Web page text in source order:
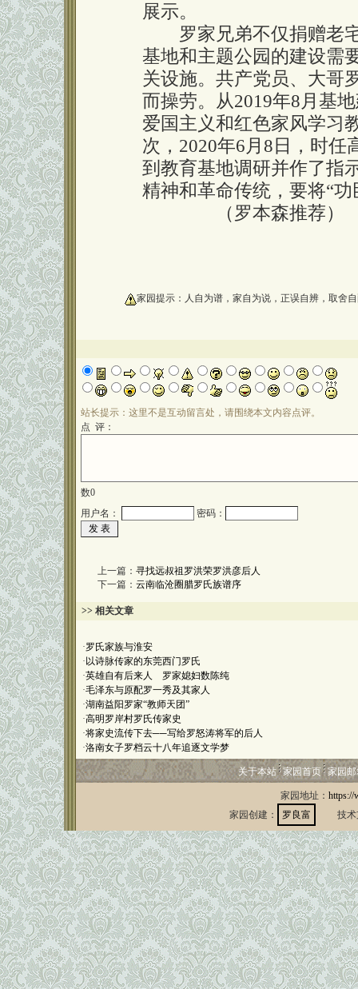
展示。
罗家兄弟不仅捐赠老宅
基地和主题公园的建设需
关设施。共产党员、大哥
而操劳。从2019年8月基
爱国主义和红色家风学习
次，2020年6月8日，时任
到教育基地调研并作了指
精神和革命传统，要将“
（罗本森推荐）
家园提示：人自为谱，家自为说，正误自辨，取舍
站长提示：这里不是互动留言处，请围绕本文内容点评。
点 评：
数0
用户名：
密码：
上一篇： 寻找远叔祖罗洪荣罗洪彦后人
下一篇： 云南临沧圈腊罗氏族谱序
>> 相关文章
·罗氏家族与淮安
· 以诗脉传家的东莞西门罗氏
·英雄自有后来人 罗家媳妇数陈纯
·毛泽东与原配罗一秀及其家人
·湖南益阳罗家“教师天团”
·高明罗岸村罗氏传家史
·将家史流传下去──写给罗怒涛将军的后人
·洛南女子罗档云十八年追逐文学梦
关于本站 家园首页 家园
家园地址： https://
家园创建：
罗良富 技术